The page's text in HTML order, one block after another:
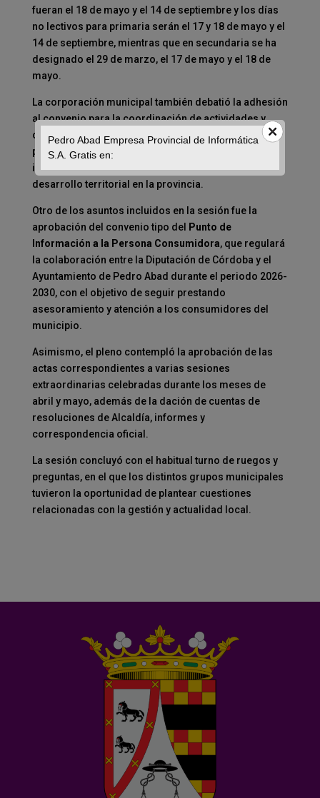
fueran el 18 de mayo y el 14 de septiembre y los días
no lectivos para primaria serán el 17 y 18 de mayo y el
14 de septiembre, mientras que en secundaria se ha
designado el 29 de marzo, el 17 de mayo y el 18 de
mayo.
La corporación municipal también debatió la adhesión
al convenio para la coordinación de actividades y
obligaciones de las entidades participantes en el
proyecto«Córdoba Distrito Smart Norte»
iniciativa orientada al impulso de la cooperación y el
desarrollo territorial en la provincia.
Otro de los asuntos incluidos en la sesión fue la
aprobación del convenio tipo del
Punto de
Información a la Persona Consumidora, que regulará
la colaboración entre la Diputación de Córdoba y el
Ayuntamiento de Pedro Abad durante el periodo 2026-
2030, con el objetivo de seguir prestando
asesoramiento y atención a los consumidores del
municipio.
Asimismo, el pleno contempló la aprobación de las
actas correspondientes a varias sesiones
extraordinarias celebradas durante los meses de
abril y mayo, además de la dación de cuentas de
resoluciones de Alcaldía, informes y
correspondencia oficial.
La sesión concluyó con el habitual turno de ruegos y
preguntas, en el que los distintos grupos municipales
tuvieron la oportunidad de plantear cuestiones
relacionadas con la gestión y actualidad local.
Pedro Abad Empresa Provincial de Informática
S.A. Gratis en: